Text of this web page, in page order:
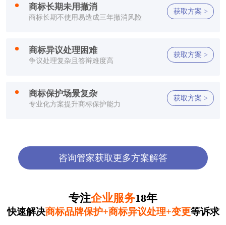
李** 150****2321 1小时前
郑** 132****2659 1小时前
方** 150****2321 1小时前
商标长期未用撤消
商标长期不使用易造成三年撤消风险
获取方案 >
商标异议处理困难
争议处理复杂且答辩难度高
获取方案 >
商标保护场景复杂
专业化方案提升商标保护能力
获取方案 >
咨询管家获取更多方案解答
专注企业服务18年
快速解决商标品牌保护+商标异议处理+变更等诉求